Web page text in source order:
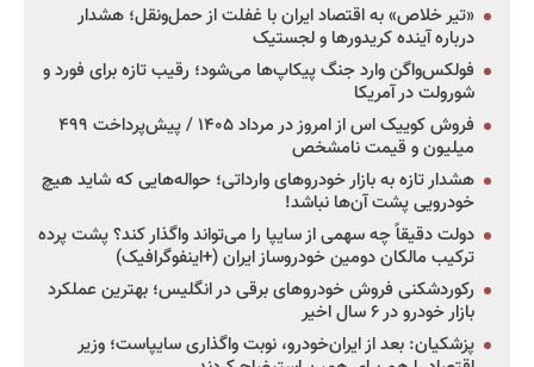
«تیر خلاص» به اقتصاد ایران با غفلت از حمل‌ونقل؛ هشدار
درباره آینده کریدورها و لجستیک
فولکس‌واگن وارد جنگ پیکاپ‌ها می‌شود؛ رقیب تازه برای فورد و
شورولت در آمریکا
فروش کوییک اس از امروز در مرداد ۱۴۰۵ / پیش‌پرداخت ۴۹۹
میلیون و قیمت نامشخص
هشدار تازه به بازار خودروهای وارداتی؛ حواله‌هایی که شاید هیچ
خودرویی پشت آن‌ها نباشد!
دولت دقیقاً چه سهمی از سایپا را می‌تواند واگذار کند؟ پشت پرده
ترکیب مالکان دومین خودروساز ایران (+اینفوگرافیک)
رکوردشکنی فروش خودروهای برقی در انگلیس؛ بهترین عملکرد
بازار خودرو در ۶ سال اخیر
پزشکیان: بعد از ایران‌خودرو، نوبت واگذاری سایپاست؛ وزیر